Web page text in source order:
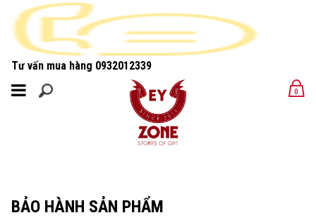
Tư vấn mua hàng 0932012339
MENU 0
BẢO HÀNH SẢN PHẨM